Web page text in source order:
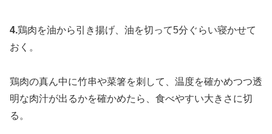
4.鶏肉を油から引き揚げ、油を切って5分ぐらい寝かせて
おく。
鶏肉の真ん中に竹串や菜箸を刺して、温度を確かめつつ透
明な肉汁が出るかを確かめたら、食べやすい大きさに切
る。